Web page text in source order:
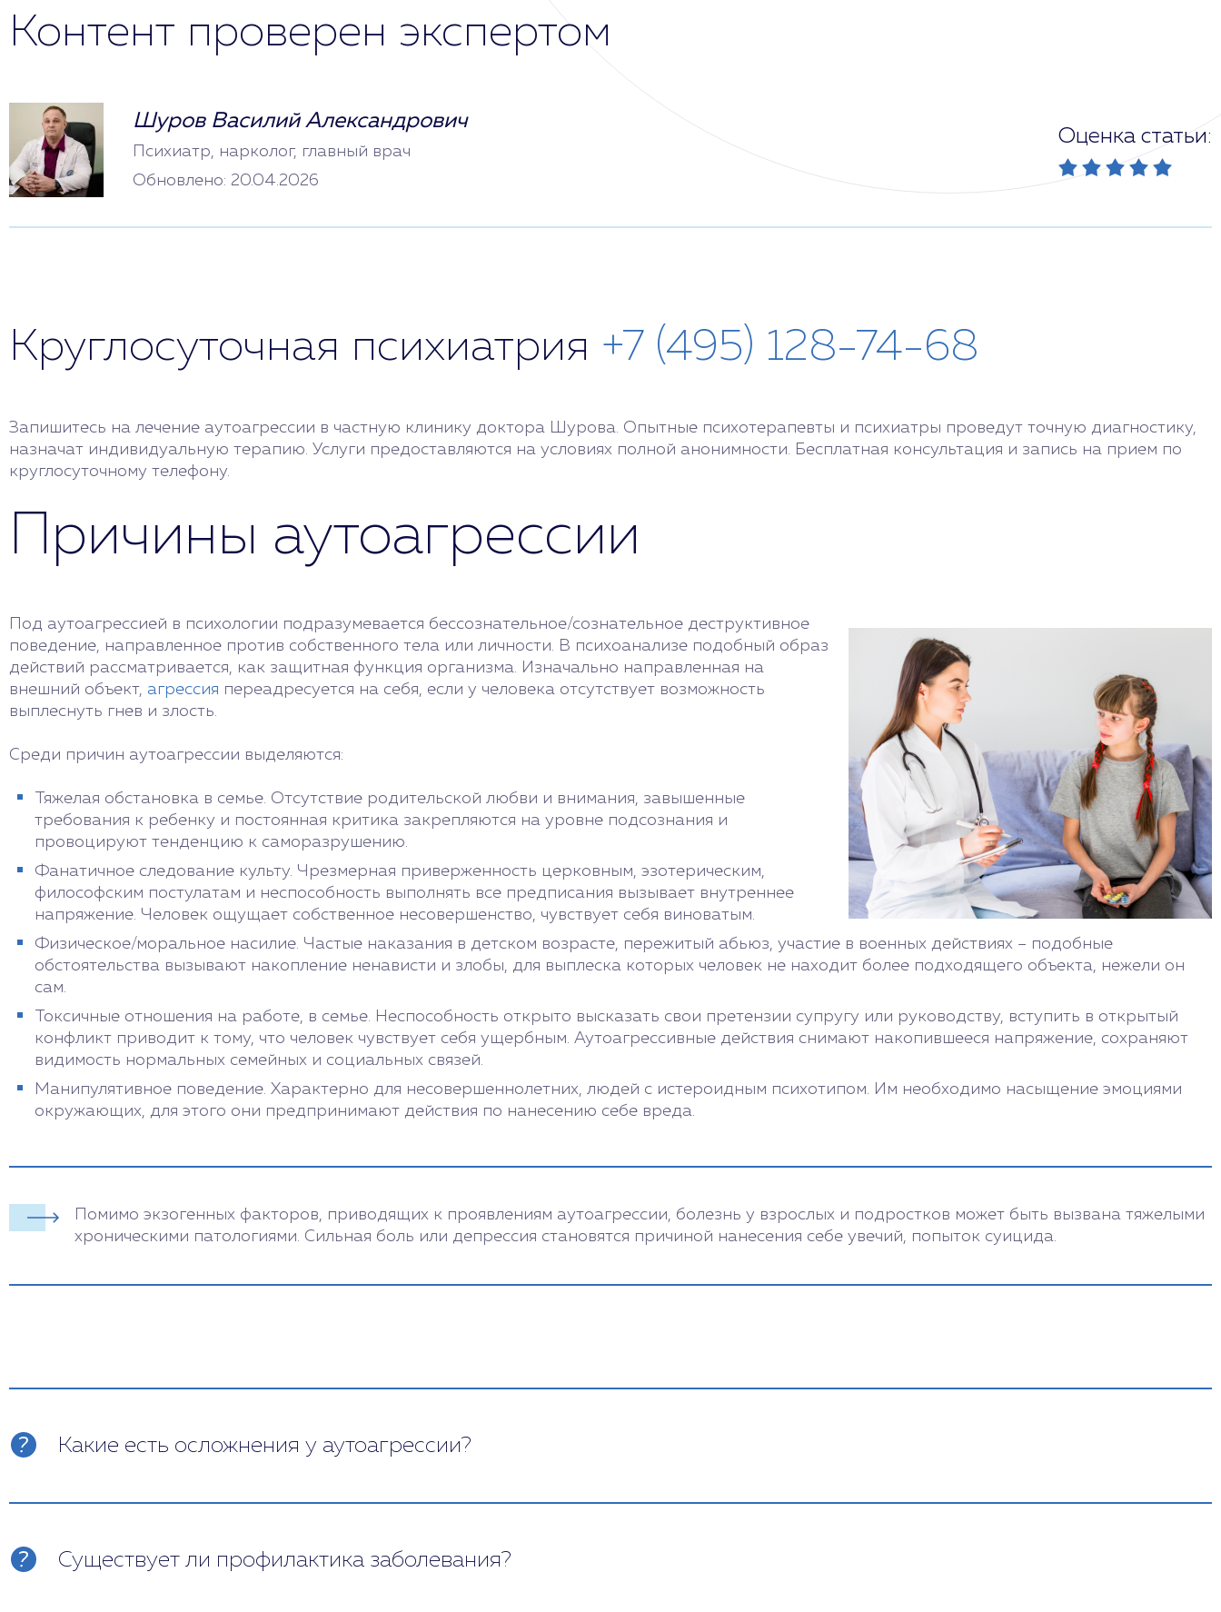
Контент проверен экспертом
Шуров Василий Александрович
Психиатр, нарколог, главный врач
Обновлено: 20.04.2026
Оценка статьи:
Круглосуточная психиатрия +7 (495) 128-74-68
Запишитесь на лечение аутоагрессии в частную клинику доктора Шурова. Опытные психотерапевты и психиатры проведут точную диагностику,
назначат индивидуальную терапию. Услуги предоставляются на условиях полной анонимности. Бесплатная консультация и запись на прием по
круглосуточному телефону.
Причины аутоагрессии
Под аутоагрессией в психологии подразумевается бессознательное/сознательное деструктивное
поведение, направленное против собственного тела или личности. В психоанализе подобный образ
действий рассматривается, как защитная функция организма. Изначально направленная на
внешний объект, агрессия переадресуется на себя, если у человека отсутствует возможность
выплеснуть гнев и злость.
Среди причин аутоагрессии выделяются:
Тяжелая обстановка в семье. Отсутствие родительской любви и внимания, завышенные
требования к ребенку и постоянная критика закрепляются на уровне подсознания и
провоцируют тенденцию к саморазрушению.
Фанатичное следование культу. Чрезмерная приверженность церковным, эзотерическим,
философским постулатам и неспособность выполнять все предписания вызывает внутреннее
напряжение. Человек ощущает собственное несовершенство, чувствует себя виноватым.
Физическое/моральное насилие. Частые наказания в детском возрасте, пережитый абьюз, участие в военных действиях – подобные
обстоятельства вызывают накопление ненависти и злобы, для выплеска которых человек не находит более подходящего объекта, нежели он
сам.
Токсичные отношения на работе, в семье. Неспособность открыто высказать свои претензии супругу или руководству, вступить в открытый
конфликт приводит к тому, что человек чувствует себя ущербным. Аутоагрессивные действия снимают накопившееся напряжение, сохраняют
видимость нормальных семейных и социальных связей.
Манипулятивное поведение. Характерно для несовершеннолетних, людей с истероидным психотипом. Им необходимо насыщение эмоциями
окружающих, для этого они предпринимают действия по нанесению себе вреда.
Помимо экзогенных факторов, приводящих к проявлениям аутоагрессии, болезнь у взрослых и подростков может быть вызвана тяжелыми
хроническими патологиями. Сильная боль или депрессия становятся причиной нанесения себе увечий, попыток суицида.
Какие есть осложнения у аутоагрессии?
Саморазрушающие действия могут привести к негативным последствиям:
переломы конечностей, растяжения и разрыв связок;
Существует ли профилактика заболевания?